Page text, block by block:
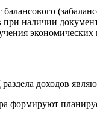
наличии
доходов
формируют